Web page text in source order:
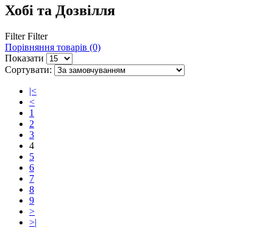
Хобі та Дозвілля
Filter Filter
Порівняння товарів (0)
Показати
Сортувати:
|<
<
1
2
3
4
5
6
7
8
9
>
>|